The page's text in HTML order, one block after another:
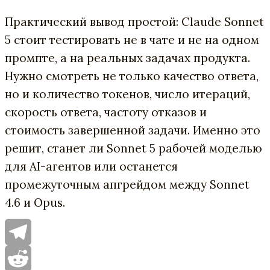
Практический вывод простой: Claude Sonnet
5 стоит тестировать не в чате и не на одном
промпте, а на реальных задачах продукта.
Нужно смотреть не только качество ответа,
но и количество токенов, число итераций,
скорость ответа, частоту отказов и
стоимость завершенной задачи. Именно это
решит, станет ли Sonnet 5 рабочей моделью
для AI-агентов или останется
промежуточным апгрейдом между Sonnet
4.6 и Opus.
Telegram